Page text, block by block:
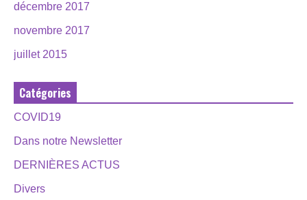
décembre 2017
novembre 2017
juillet 2015
Catégories
COVID19
Dans notre Newsletter
DERNIÈRES ACTUS
Divers